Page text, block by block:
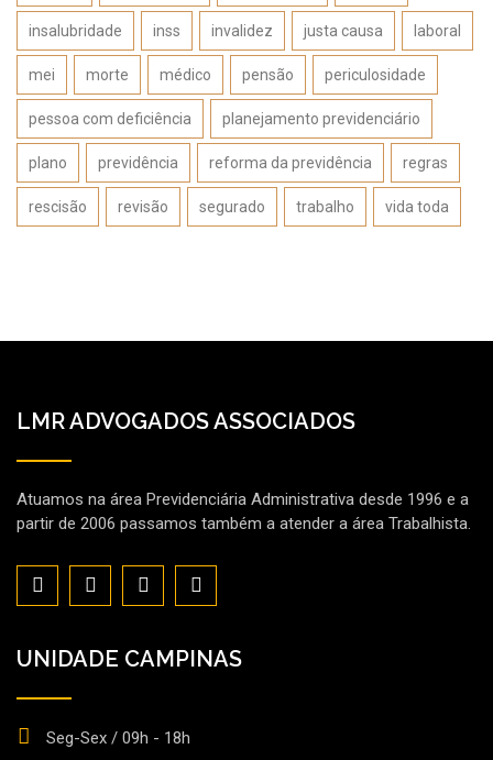
insalubridade inss invalidez justa causa laboral
mei morte médico pensão periculosidade
pessoa com deficiência planejamento previdenciário
plano previdência reforma da previdência regras
rescisão revisão segurado trabalho vida toda
LMR ADVOGADOS ASSOCIADOS
Atuamos na área Previdenciária Administrativa desde 1996 e a
partir de 2006 passamos também a atender a área Trabalhista.
UNIDADE CAMPINAS
Seg-Sex / 09h - 18h